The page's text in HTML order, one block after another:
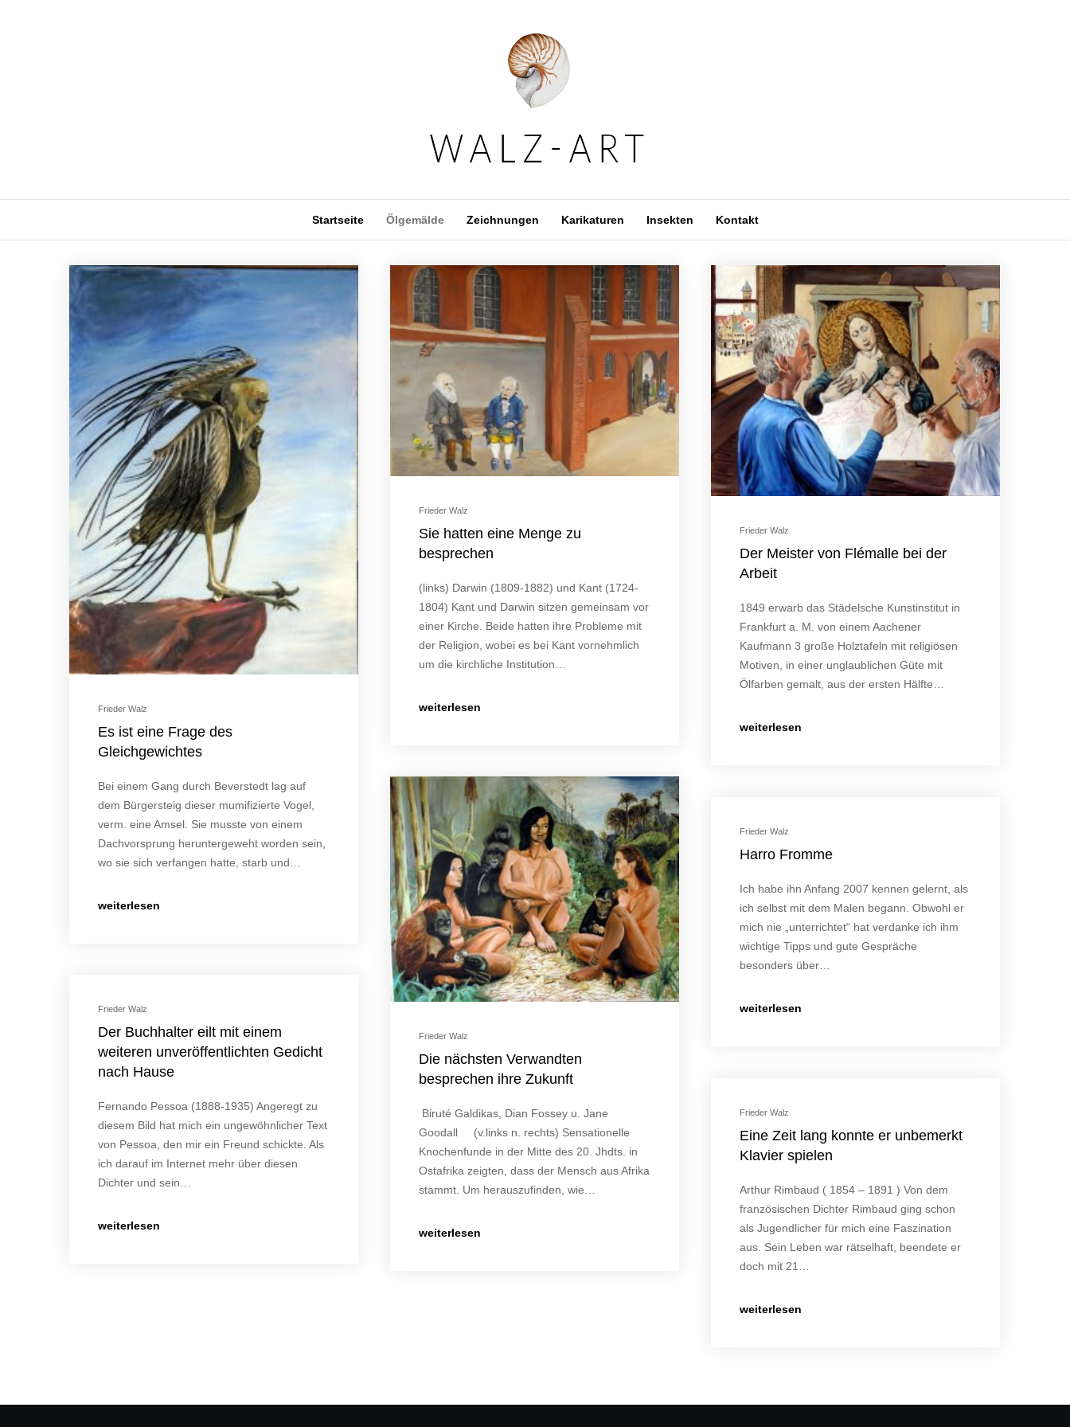
Startseite Ölgemälde Zeichnungen Karikaturen Insekten Kontakt
Frieder Walz
Es ist eine Frage des
Gleichgewichtes
Bei einem Gang durch Beverstedt lag auf
dem Bürgersteig dieser mumifizierte Vogel,
verm. eine Amsel. Sie musste von einem
Dachvorsprung heruntergeweht worden sein,
wo sie sich verfangen hatte, starb und…
weiterlesen
Frieder Walz
Sie hatten eine Menge zu
besprechen
(links) Darwin (1809-1882) und Kant (1724-
1804) Kant und Darwin sitzen gemeinsam vor
einer Kirche. Beide hatten ihre Probleme mit
der Religion, wobei es bei Kant vornehmlich
um die kirchliche Institution…
weiterlesen
Frieder Walz
Der Meister von Flémalle bei der
Arbeit
1849 erwarb das Städelsche Kunstinstitut in
Frankfurt a. M. von einem Aachener
Kaufmann 3 große Holztafeln mit religiösen
Motiven, in einer unglaublichen Güte mit
Ölfarben gemalt, aus der ersten Hälfte…
weiterlesen
Frieder Walz
Die nächsten Verwandten
besprechen ihre Zukunft
Biruté Galdikas, Dian Fossey u. Jane
Goodall (v.links n. rechts) Sensationelle
Knochenfunde in der Mitte des 20. Jhdts. in
Ostafrika zeigten, dass der Mensch aus Afrika
stammt. Um herauszufinden, wie…
weiterlesen
Frieder Walz
Harro Fromme
Ich habe ihn Anfang 2007 kennen gelernt, als
ich selbst mit dem Malen begann. Obwohl er
mich nie „unterrichtet“ hat verdanke ich ihm
wichtige Tipps und gute Gespräche
besonders über…
weiterlesen
Frieder Walz
Der Buchhalter eilt mit einem
weiteren unveröffentlichten Gedicht
nach Hause
Fernando Pessoa (1888-1935) Angeregt zu
diesem Bild hat mich ein ungewöhnlicher Text
von Pessoa, den mir ein Freund schickte. Als
ich darauf im Internet mehr über diesen
Dichter und sein…
weiterlesen
Frieder Walz
Eine Zeit lang konnte er unbemerkt
Klavier spielen
Arthur Rimbaud ( 1854 – 1891 ) Von dem
französischen Dichter Rimbaud ging schon
als Jugendlicher für mich eine Faszination
aus. Sein Leben war rätselhaft, beendete er
doch mit 21…
weiterlesen